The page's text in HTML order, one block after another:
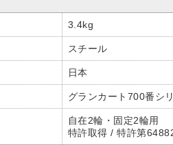
3.4kg
スチール
日本
グランカート700番シ
自在2輪・固定2輪用
特許取得 / 特許第